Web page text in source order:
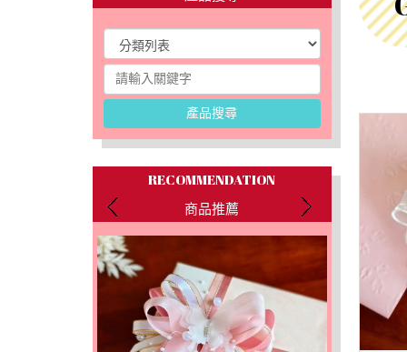
產品搜尋
RECOMMENDATION
商品推薦